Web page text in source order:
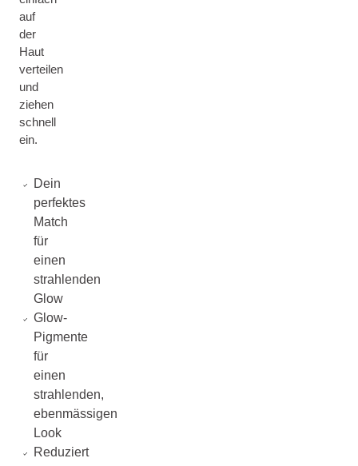
auf
der
Haut
verteilen
und
ziehen
schnell
ein.
Dein
perfektes
Match
für
einen
strahlenden
Glow
Glow-
Pigmente
für
einen
strahlenden,
ebenmässigen
Look
Reduziert